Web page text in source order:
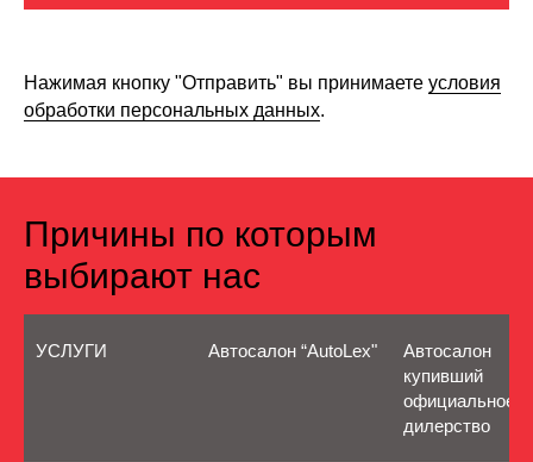
Нажимая кнопку "Отправить" вы принимаете условия
обработки персональных данных.
Причины по которым
выбирают нас
УСЛУГИ Автосалон “AutoLex"
Автосалон
купивший
официальное
дилерство